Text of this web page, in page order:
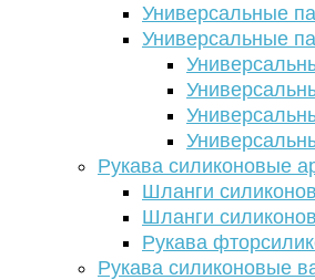
Универсальные
Универсальные
Рукава силиконовые
Шланги
Шланги
Рукава
Рукава силиконовые